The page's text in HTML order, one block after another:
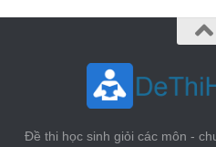
Đề thi học sinh giỏi các môn -